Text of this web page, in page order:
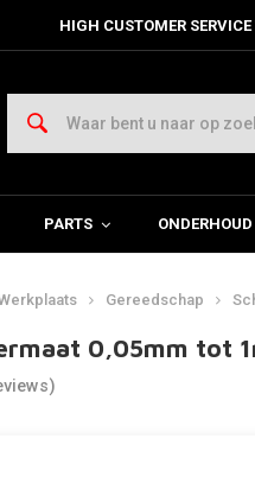
HIGH CUSTOMER
PARTS
Gereedschap
0,05mm tot